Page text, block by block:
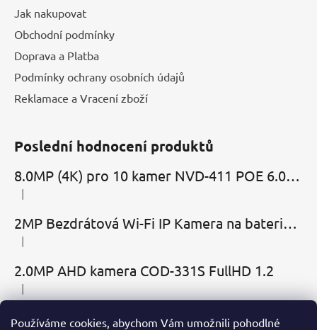
Používáme cookies, abychom Vám umožnili pohodlné
Jak nakupovat
Obchodní podmínky
Doprava a Platba
Podmínky ochrany osobních údajů
Reklamace a Vracení zboží
Poslední hodnocení produktů
8.0MP (4K) pro 10 kamer NVD-411 POE 6.0 Cloud
Hodnocení produktu je 5 z 5 hvězdiček.
|
2MP Bezdrátová Wi-Fi IP Kamera na baterie MBC-Cubic s mikrofonem, reproduktorem a slotem microSD
Hodnocení produktu je 2 z 5 hvězdiček.
|
2.0MP AHD kamera COD-331S FullHD 1.2
Hodnocení produktu je 5 z 5 hvězdiček.
|